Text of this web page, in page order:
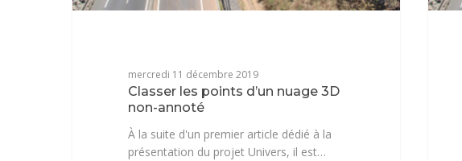
mercredi 11 décembre 2019
Classer les points d’un nuage 3D
non-annoté
À la suite d'un premier article dédié à la
présentation du projet Univers, il est…